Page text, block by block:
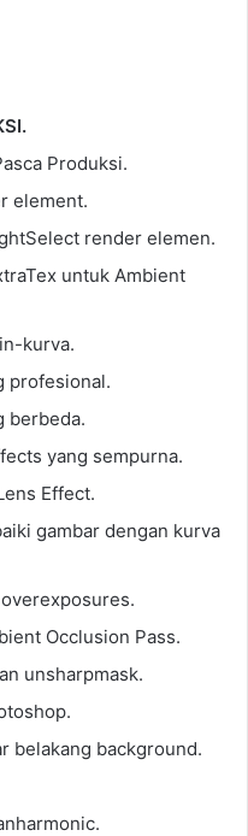
Produksi.
element.
render elemen.
untuk Ambient
kurva.
profesional.
berbeda.
yang sempurna.
Effect.
gambar dengan kurva
Occlusion Pass.
unsharpmask.
belakang background.